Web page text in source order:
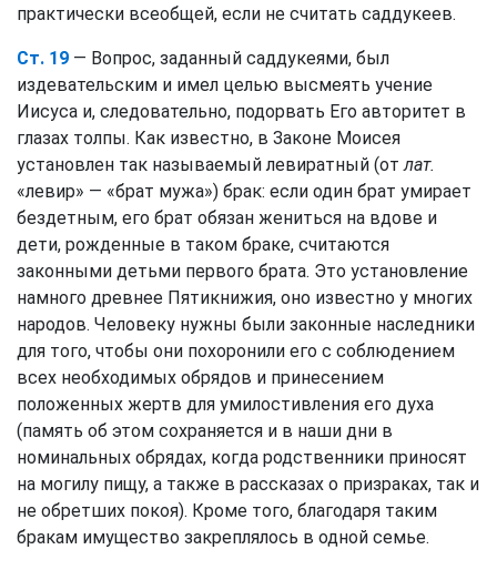
практически всеобщей, если не считать саддукеев.
Ст. 19 — Вопрос, заданный саддукеями, был
издевательским и имел целью высмеять учение
Иисуса и, следовательно, подорвать Его авторитет в
глазах толпы. Как известно, в Законе Моисея
установлен так называемый левиратный (отлат.
«левир» — «брат мужа») брак: если один брат умирает
бездетным, его брат обязан жениться на вдове и
дети, рожденные в таком браке, считаются
законными детьми первого брата. Это установление
намного древнее Пятикнижия, оно известно у многих
народов. Человеку нужны были законные наследники
для того, чтобы они похоронили его с соблюдением
всех необходимых обрядов и принесением
положенных жертв для умилостивления его духа
(память об этом сохраняется и в наши дни в
номинальных обрядах, когда родственники приносят
на могилу пищу, а также в рассказах о призраках, так и
не обретших покоя). Кроме того, благодаря таким
бракам имущество закреплялось в одной семье.